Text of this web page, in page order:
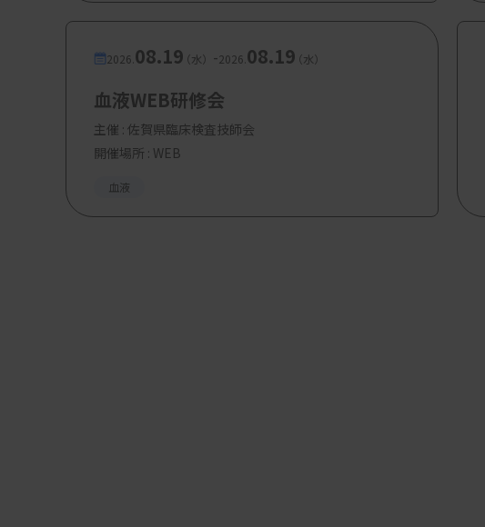
2026. 08.19（水） -2026. 08.19（水）
血液WEB研修会
主催 : 佐賀県臨床検査技師会
開催場所 : WEB
血液